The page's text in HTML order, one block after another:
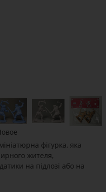
фігурка, яка
жителя,
на підлозі або на